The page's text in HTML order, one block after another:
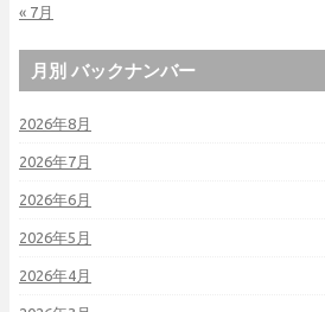
« 7月
月別 バックナンバー
2026年8月
2026年7月
2026年6月
2026年5月
2026年4月